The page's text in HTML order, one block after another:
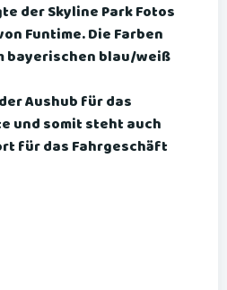
der Skyline Park Fotos
Funtime. Die Farben
bayerischen blau/weiß
Aushub für das
und somit steht auch
für das Fahrgeschäft